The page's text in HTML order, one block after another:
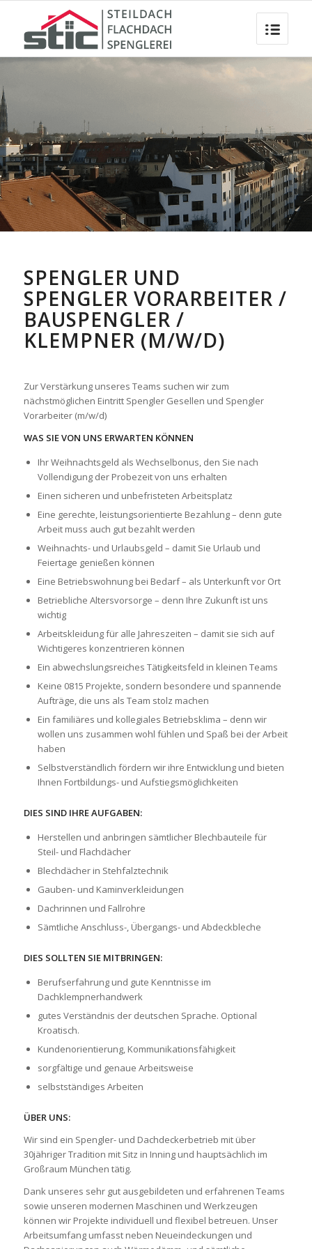
SPENGLER UND
SPENGLER VORARBEITER /
BAUSPENGLER /
KLEMPNER (M/W/D)
Zur Verstärkung unseres Teams suchen wir zum
nächstmöglichen Eintritt Spengler Gesellen und Spengler
Vorarbeiter (m/w/d)
WAS SIE VON UNS ERWARTEN KÖNNEN
Ihr Weihnachtsgeld als Wechselbonus, den Sie nach
Vollendigung der Probezeit von uns erhalten
Einen sicheren und unbefristeten Arbeitsplatz
Eine gerechte, leistungsorientierte Bezahlung – denn gute
Arbeit muss auch gut bezahlt werden
Weihnachts- und Urlaubsgeld – damit Sie Urlaub und
Feiertage genießen können
Eine Betriebswohnung bei Bedarf – als Unterkunft vor Ort
Betriebliche Altersvorsorge – denn Ihre Zukunft ist uns
wichtig
Arbeitskleidung für alle Jahreszeiten – damit sie sich auf
Wichtigeres konzentrieren können
Ein abwechslungsreiches Tätigkeitsfeld in kleinen Teams
Keine 0815 Projekte, sondern besondere und spannende
Aufträge, die uns als Team stolz machen
Ein familiäres und kollegiales Betriebsklima – denn wir
wollen uns zusammen wohl fühlen und Spaß bei der Arbeit
haben
Selbstverständlich fördern wir ihre Entwicklung und bieten
Ihnen Fortbildungs- und Aufstiegsmöglichkeiten
DIES SIND IHRE AUFGABEN:
Herstellen und anbringen sämtlicher Blechbauteile für
Steil- und Flachdächer
Blechdächer in Stehfalztechnik
Gauben- und Kaminverkleidungen
Dachrinnen und Fallrohre
Sämtliche Anschluss-, Übergangs- und Abdeckbleche
DIES SOLLTEN SIE MITBRINGEN:
Berufserfahrung und gute Kenntnisse im
Dachklempnerhandwerk
gutes Verständnis der deutschen Sprache. Optional
Kroatisch.
Kundenorientierung, Kommunikationsfähigkeit
sorgfältige und genaue Arbeitsweise
selbstständiges Arbeiten
ÜBER UNS:
Wir sind ein Spengler- und Dachdeckerbetrieb mit über
30jähriger Tradition mit Sitz in Inning und hauptsächlich im
Großraum München tätig.
Dank unseres sehr gut ausgebildeten und erfahrenen Teams
sowie unseren modernen Maschinen und Werkzeugen
können wir Projekte individuell und flexibel betreuen. Unser
Arbeitsumfang umfasst neben Neueindeckungen und